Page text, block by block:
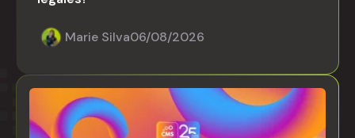
Marie Silva06/08/2026